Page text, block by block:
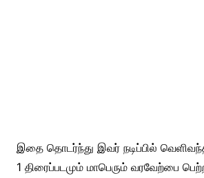
இதை தொடர்ந்து இவர் நடிப்பில்
1 திரைப்படமும் மாபெரும் வரவேற்பை